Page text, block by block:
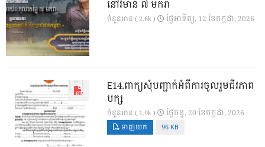
នៅវិមាន ៧ មករា
ចំនួនអាន ( 2.6k ) ថ្ងៃ​អាទិត្យ, 12 ខែ​កក្កដា, 2026
E14.ពាក្យសុំបញ្ជាក់អំពីការចូលរួមជីវភាព
បក្ស
ចំនួនអាន ( 1.9k ) ថ្ងៃ​ចន្ទ, 20 ខែ​កក្កដា, 2026
ទាញយក 96 KB